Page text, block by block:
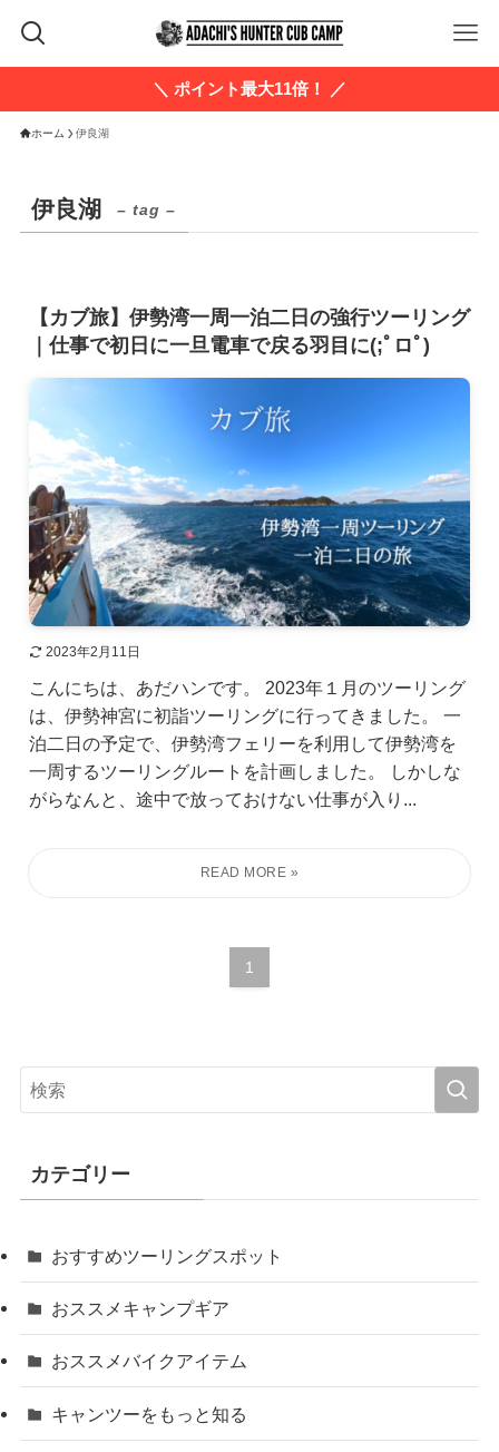
＼ ポイント最大11倍！ ／
ホーム 伊良湖
伊良湖 – tag –
【カブ旅】伊勢湾一周一泊二日の強行ツーリング
｜仕事で初日に一旦電車で戻る羽目に(;ﾟロﾟ)
2023年2月11日
こんにちは、あだハンです。 2023年１月のツーリング
は、伊勢神宮に初詣ツーリングに行ってきました。 一
泊二日の予定で、伊勢湾フェリーを利用して伊勢湾を
一周するツーリングルートを計画しました。 しかしな
がらなんと、途中で放っておけない仕事が入り...
1
カテゴリー
おすすめツーリングスポット
おススメキャンプギア
おススメバイクアイテム
キャンツーをもっと知る